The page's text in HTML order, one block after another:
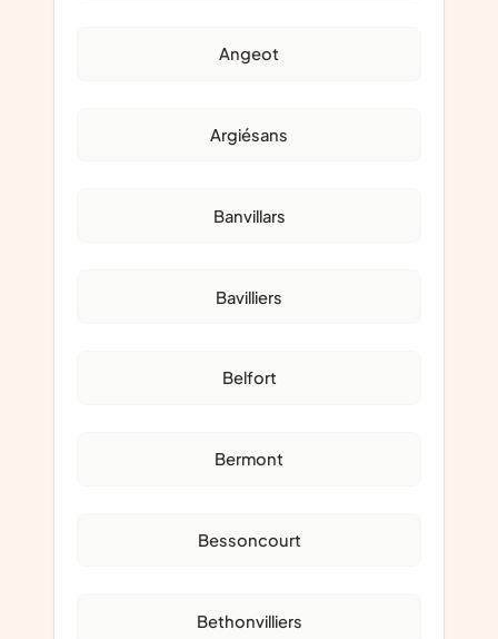
Angeot
Argiésans
Banvillars
Bavilliers
Belfort
Bermont
Bessoncourt
Bethonvilliers